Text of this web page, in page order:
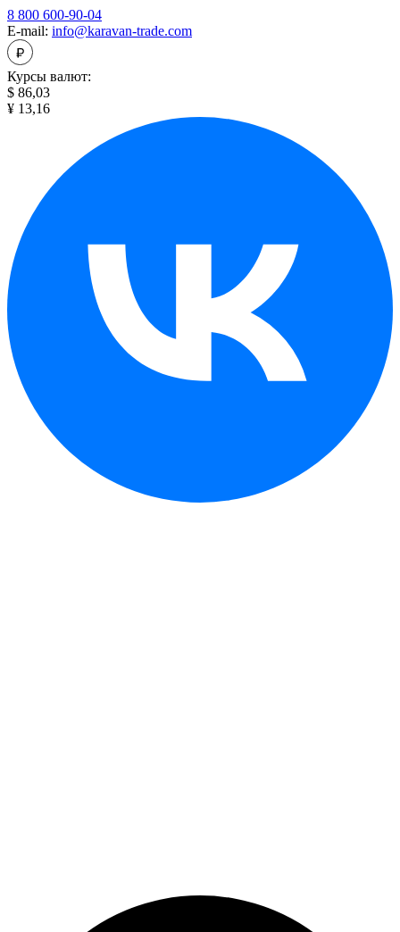
8 800 600-90-04
E-mail: info@karavan-trade.com
Курсы валют:
$ 86,03
¥ 13,16